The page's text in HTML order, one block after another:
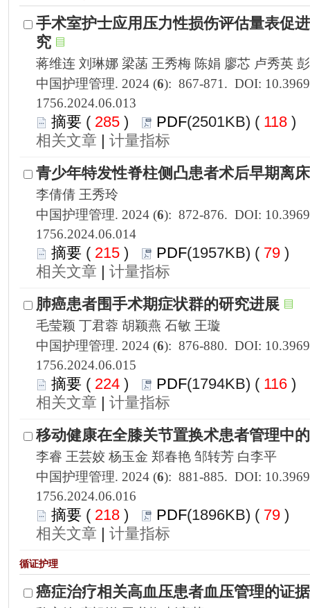
1756.2024.06.013
285 ) 118 )
|
1756.2024.06.014
215 ) 79 )
|
1756.2024.06.015
224 ) 116 )
|
1756.2024.06.016
218 ) 79 )
|